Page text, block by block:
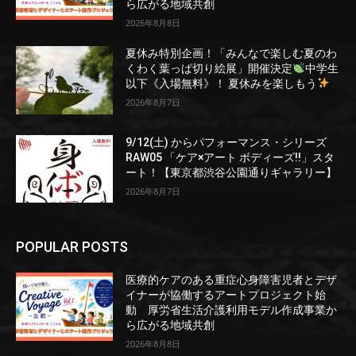
ら広がる地域共創
2026年8月8日
夏休み特別企画！「みんなで楽しむ夏のわ
くわく葉っぱ切り絵展」開催決定
中学生
以下《入場無料》！ 夏休みを楽しもう
2026年8月7日
9/12(土) からパフォーマンス・シリーズ
RAW05 「ケア×アート ボディーズ!!」スタ
ート！【東京都渋谷公園通りギャラリー】
2026年8月7日
POPULAR POSTS
医療的ケアのある重症心身障害児者とデザ
イナーが協働するアートプロジェクト始
動 厚労省生活介護利用モデル作成事業か
ら広がる地域共創
2026年8月8日